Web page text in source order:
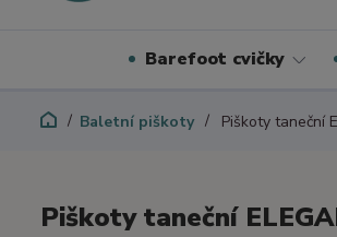
Barefoot cvičky
Baletní piškoty Piškoty taneční
Piškoty taneční